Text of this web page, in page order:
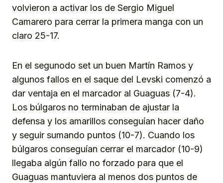
volvieron a activar los de Sergio Miguel
Camarero para cerrar la primera manga con un
claro 25-17.
En el segunodo set un buen Martín Ramos y
algunos fallos en el saque del Levski comenzó a
dar ventaja en el marcador al Guaguas (7-4).
Los búlgaros no terminaban de ajustar la
defensa y los amarillos conseguían hacer daño
y seguir sumando puntos (10-7). Cuando los
búlgaros conseguían cerrar el marcador (10-9)
llegaba algún fallo no forzado para que el
Guaguas mantuviera al menos dos puntos de